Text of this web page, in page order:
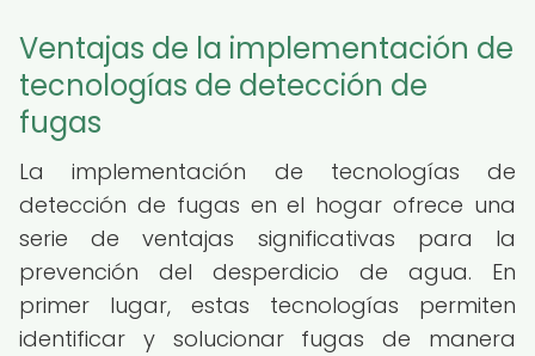
Ventajas de la implementación de
tecnologías de detección de
fugas
La implementación de tecnologías de
detección de fugas en el hogar ofrece una
serie de ventajas significativas para la
prevención del desperdicio de agua. En
primer lugar, estas tecnologías permiten
identificar y solucionar fugas de manera